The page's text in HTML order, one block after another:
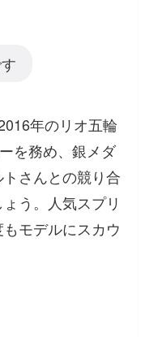
年のリオ五輪
を務め、銀メダ
さんとの競り合
う。人気スプリ
モデルにスカウ